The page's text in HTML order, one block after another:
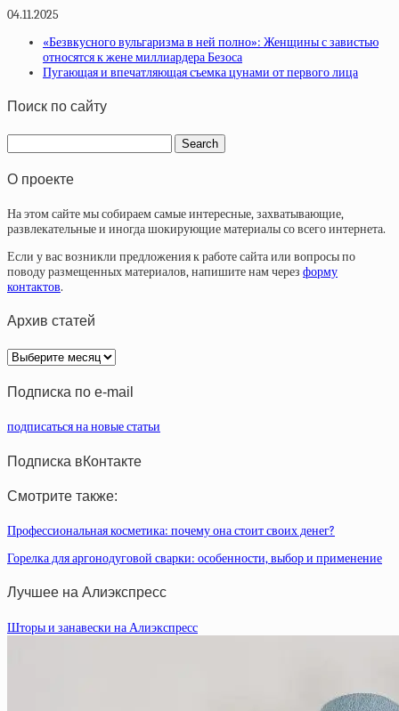
04.11.2025
«Безвкусного вульгаризма в ней полно»: Женщины с завистью
относятся к жене миллиардера Безоса
Пугающая и впечатляющая съемка цунами от первого лица
Поиск по сайту
О проекте
На этом сайте мы собираем самые интересные, захватывающие,
развлекательные и иногда шокирующие материалы со всего интернета.
Если у вас возникли предложения к работе сайта или вопросы по
поводу размещенных материалов, напишите нам через форму
контактов.
Архив статей
Архив
статей
Подписка по e-mail
подписаться на новые статьи
Подписка вКонтакте
Смотрите также:
Профессиональная косметика: почему она стоит своих денег?
Горелка для аргонодуговой сварки: особенности, выбор и применение
Лучшее на Алиэкспресс
Шторы и занавески на Алиэкспресс